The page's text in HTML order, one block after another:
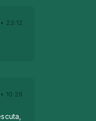
23:12
10:29